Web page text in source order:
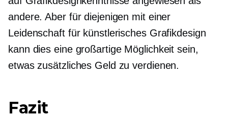
andere. Aber für diejenigen mit einer
Leidenschaft für künstlerisches Grafikdesign
kann dies eine großartige Möglichkeit sein,
etwas zusätzliches Geld zu verdienen.
Fazit